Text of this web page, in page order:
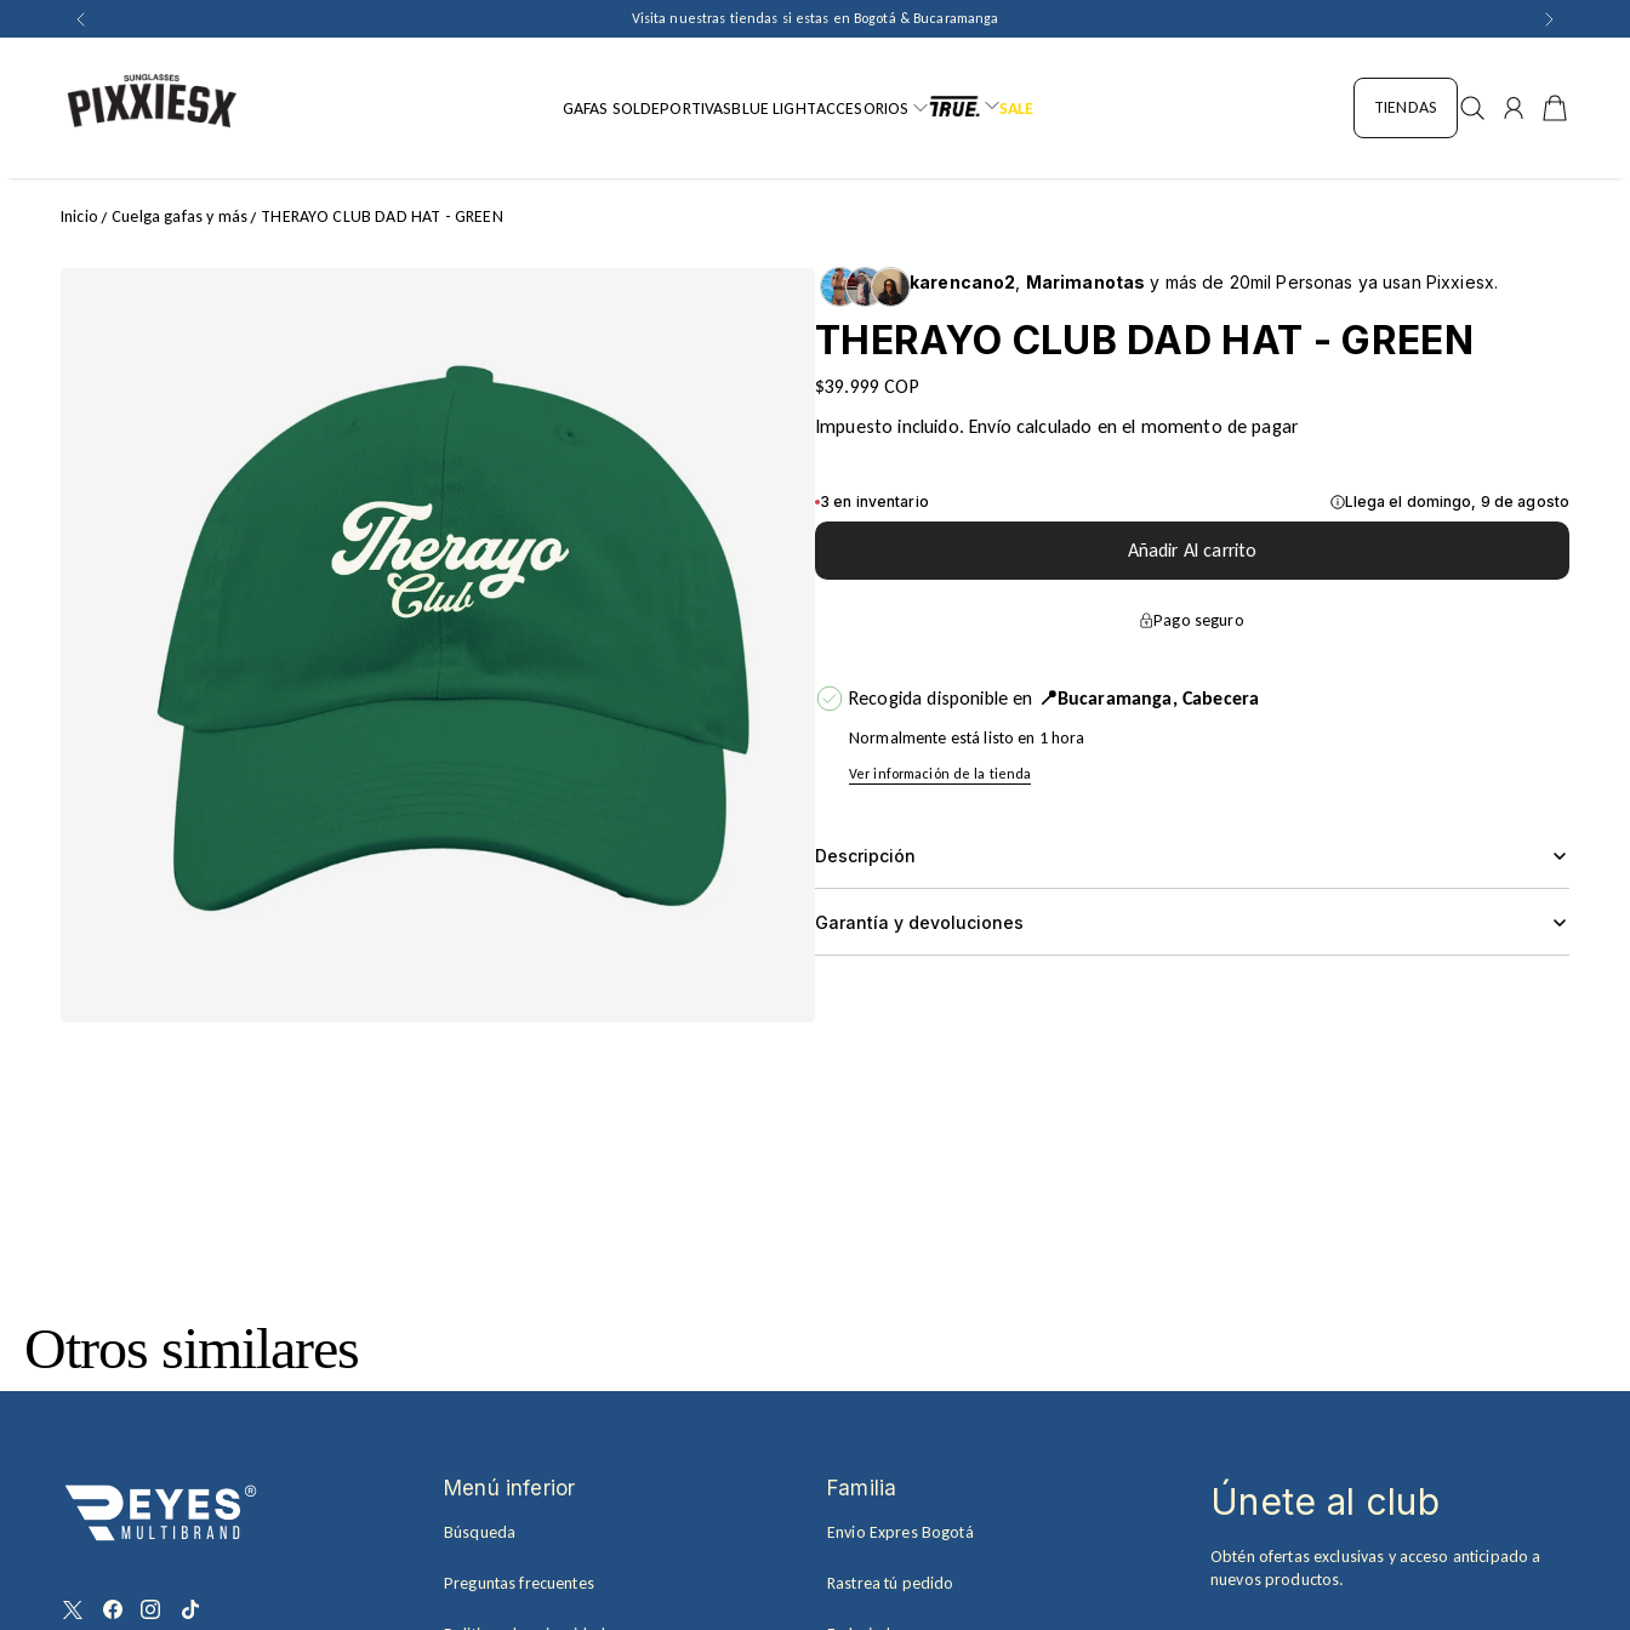
IR AL CONTENIDO
Envio gratis desde $250.000
Visita nuestras tiendas si estas en Bogotá & Bucaramanga
Envio express Recibe el mismo dia en compras hasta las 12pm. Aplica BGT y BGA
Primera vez en Pixxiesx? Usa el codigo PRIMERAVEZ y recibe 10MIL OFF por compras superiores a 150MIL, Aplican T&C
GAFAS SOLDEPORTIVASBLUE LIGHTACCESORIOS SALE
PIXXIESX SUNGLASSES
TIENDAS
Inicio Cuelga gafas y más THERAYO CLUB DAD HAT - GREEN
karencano2 Marimanotas y más de 20mil Personas ya usan Pixxiesx.
THERAYO CLUB DAD HAT - GREEN
$39.999 COP
Impuesto incluido.Envío calculado en el momento de pagar
3 en inventario Llega el domingo, 9 de agosto
Añadir Al carrito
Pago seguro
Recogida disponible en 📍Bucaramanga, Cabecera
Normalmente está listo en 1 hora
Ver información de la tienda
Descripción
Garantía y devoluciones
Otros similares
Menú inferior
Búsqueda
Preguntas frecuentes
Familia
Envio Expres Bogotá
Rastrea tú pedido
Únete al club
Obtén ofertas exclusivas y acceso anticipado a
nuevos productos.